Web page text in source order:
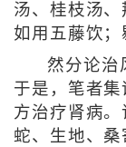
汤、桂枝汤
如用五藤饮；
然分论治
于是，笔者
方治疗肾病
蛇、生地、桑